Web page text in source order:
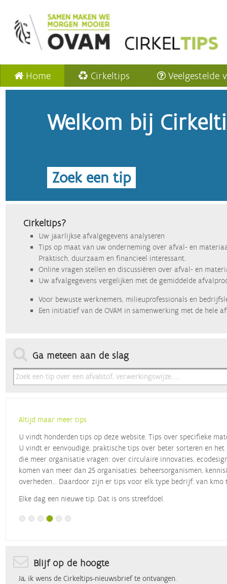
Home Cirkeltips Veelgestelde
Welkom bij
Zoek een tip
Cirkeltips?
Uw jaarlijkse afvalgegevens analyseren
Tips op maat van uw onderneming over afval- en
Praktisch, duurzaam en financieel interessant.
Online vragen stellen en discussiëren over afval- en
Uw afvalgegevens vergelijken met de gemiddelde
Voor bewuste werknemers, milieuprofessionals en
Een initiatief van de OVAM in samenwerking met de hele
Ga meteen aan de slag
Altijd maar meer tips
U vindt honderden tips op deze website. Tips over specifieke
U vindt er eenvoudige, praktische tips over beter sorteren en
die meer organisatie vragen: over circulaire innovaties,
komen van meer dan 25 organisaties: beheersorganismen,
overheden... Daardoor zijn er tips voor elk type bedrijf: van
Elke dag een nieuwe tip. Dat is ons streefdoel.
Blijf op de hoogte
Ja, ik wens de Cirkeltips-nieuwsbrief te ontvangen.